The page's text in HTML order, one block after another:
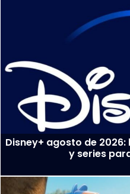
Disney+ agosto de
y series